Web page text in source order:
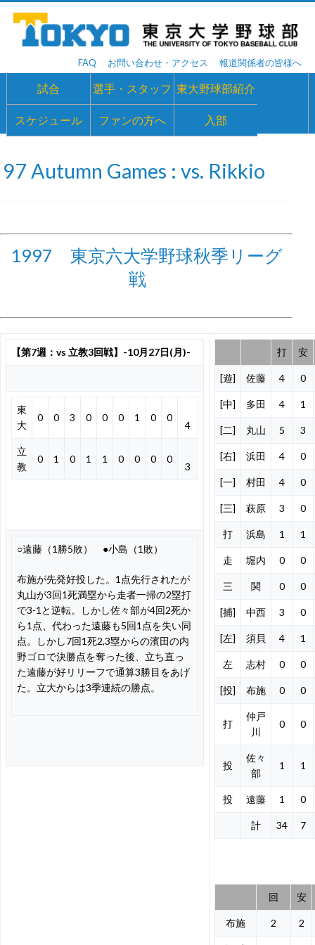
FAQ お問い合わせ・アクセス 報道関係者の皆様へ
試合 選手・スタッフ 東大野球部紹介
スケジュール ファンの方へ 入部
97 Autumn Games : vs. Rikkio
1997 東京六大学野球秋季リーグ
戦
【第7週：vs 立教3回戦】-10月27日(月)-
東
大
0 0 3 0 0 0 1 0 0
4
立
教
0 1 0 1 1 0 0 0 0
3
○遠藤（1勝5敗） ●小島（1敗）
布施が先発好投した。1点先行されたが
丸山が3回1死満塁から走者一掃の2塁打
で3-1と逆転。しかし佐々部が4回2死か
ら1点、代わった遠藤も5回1点を失い同
点。しかし7回1死2,3塁からの濱田の内
野ゴロで決勝点を奪った後、立ち直っ
た遠藤が好リリーフで通算3勝目をあげ
た。立大からは3季連続の勝点。
打 安
[遊] 佐藤 4 0
[中] 多田 4 1
[二] 丸山 5 3
[右] 浜田 4 0
[一] 村田 4 0
[三] 萩原 3 0
打 浜島 1 1
走 堀内 0 0
三 関 0 0
[捕] 中西 3 0
[左] 須貝 4 1
左 志村 0 0
[投] 布施 0 0
打
仲戸
川
0 0
投
佐々
部
1 1
投 遠藤 1 0
計 34 7
回 安
布施 2 2